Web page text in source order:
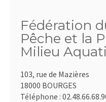
Fédération
Pêche et la
Milieu
103, rue de Mazières
18000 BOURGES
Téléphone :